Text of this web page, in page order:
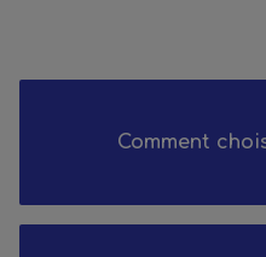
Comment